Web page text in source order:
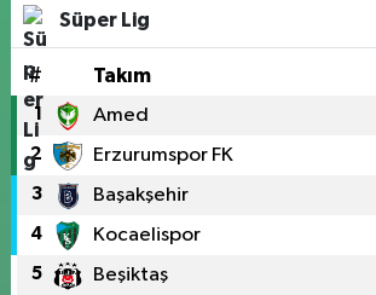
Süper Lig
# Takım
1 Amed
2 Erzurumspor FK
3 Başakşehir
4 Kocaelispor
5 Beşiktaş